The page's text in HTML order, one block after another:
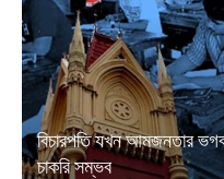
বিচারপতি যখন আমজনতার
চাকরি সম্ভব